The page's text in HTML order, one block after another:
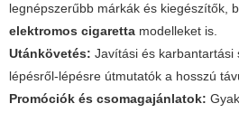
legnépszerűbb márkák és kiegészítők,
elektromos cigaretta modelleket is.
Utánkövetés: Javítási és karbantartási
lépésről-lépésre útmutatók a hosszú
Promóciók és csomagajánlatok: